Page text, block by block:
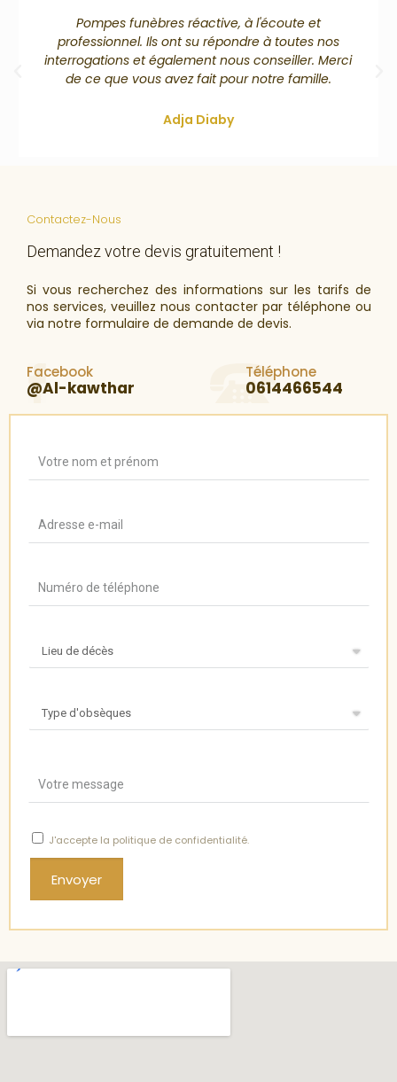
Pompes funèbres réactive, à l'écoute et
professionnel. Ils ont su répondre à toutes nos
interrogations et également nous conseiller. Merci
de ce que vous avez fait pour notre famille.
Adja Diaby
Contactez-Nous
Demandez votre devis gratuitement !
Si vous recherchez des informations sur les tarifs de
nos services, veuillez nous contacter par téléphone ou
via notre formulaire de demande de devis.
Facebook
@Al-kawthar
Téléphone
0614466544
J'acceptela politique de confidentialité.
Envoyer